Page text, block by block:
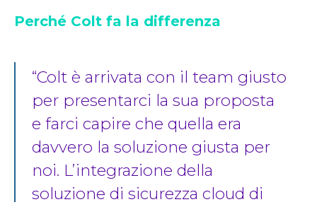
Perché Colt fa la differenza
“Colt è arrivata con il team giusto
per presentarci la sua proposta
e farci capire che quella era
davvero la soluzione giusta per
noi. L’integrazione della
soluzione di sicurezza cloud di